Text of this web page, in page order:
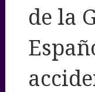
de la